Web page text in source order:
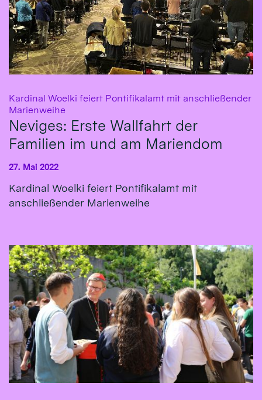
Kardinal Woelki feiert Pontifikalamt mit anschließender
Marienweihe
Neviges: Erste Wallfahrt der
Familien im und am Mariendom
27. Mai 2022
Kardinal Woelki feiert Pontifikalamt mit
anschließender Marienweihe